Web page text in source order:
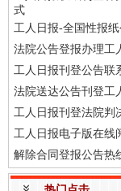
式
工人日报-全国性报
法院公告登报办理工
工人日报刊登公告联
法院送达公告刊登工
工人日报刊登法院判
工人日报电子版在线
解除合同登报公告热